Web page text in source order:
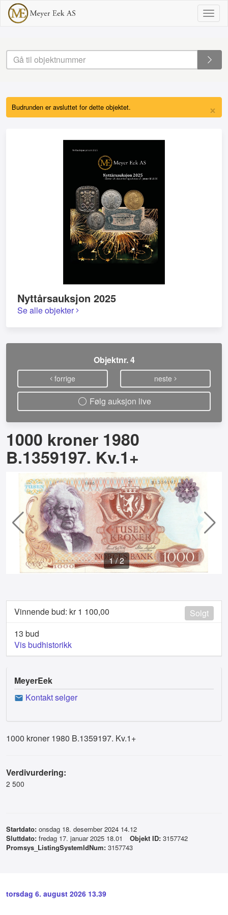
×
Budrunden er avsluttet for dette objektet.
Nyttårsauksjon 2025
Se alle objekter
Objektnr. 4
forrige neste
Følg auksjon live
1000 kroner 1980
B.1359197. Kv.1+
1/2
Solgt
Vinnende bud: kr1 100,00
13 bud
Vis budhistorikk
MeyerEek
Kontakt selger
1000 kroner 1980 B.1359197. Kv.1+
Verdivurdering:
2 500
Startdato: onsdag 18. desember 2024 14.12
Sluttdato: fredag 17. januar 2025 18.01 Objekt ID: 3157742
Promsys_ListingSystemIdNum: 3157743
torsdag 6. august 2026 13.39